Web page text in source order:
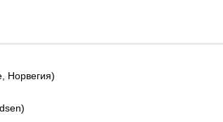
Норвегия)